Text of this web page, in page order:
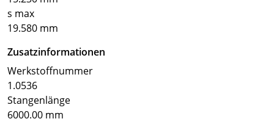
s max
19.580 mm
Zusatzinformationen
Werkstoffnummer
1.0536
Stangenlänge
6000.00 mm